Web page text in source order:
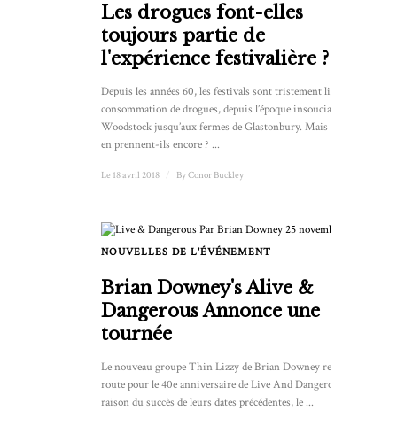
Les drogues font-elles
toujours partie de
l'expérience festivalière ?
Depuis les années 60, les festivals sont tristement liés à la
consommation de drogues, depuis l’époque insouciante de
Woodstock jusqu’aux fermes de Glastonbury. Mais les gens
en prennent-ils encore ? ...
Le 18 avril 2018 ByConor Buckley
NOUVELLES DE L'ÉVÉNEMENT
Brian Downey's Alive &
Dangerous Annonce une
tournée
Le nouveau groupe Thin Lizzy de Brian Downey reprend la
route pour le 40e anniversaire de Live And Dangerous. En
raison du succès de leurs dates précédentes, le ...